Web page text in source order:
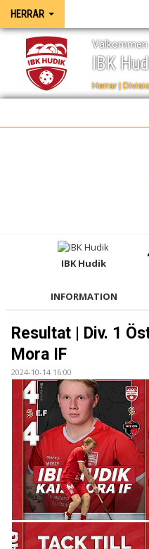
HERRAR
IBK
Herrar |
SPELSCHEMA
DOKUMENT
KONTAKT
WEBBSÄNDNINGAR
IBK Hudik
INFORMATION
Resultat | Div. 1
Mora IF
2024-10-14 16:00